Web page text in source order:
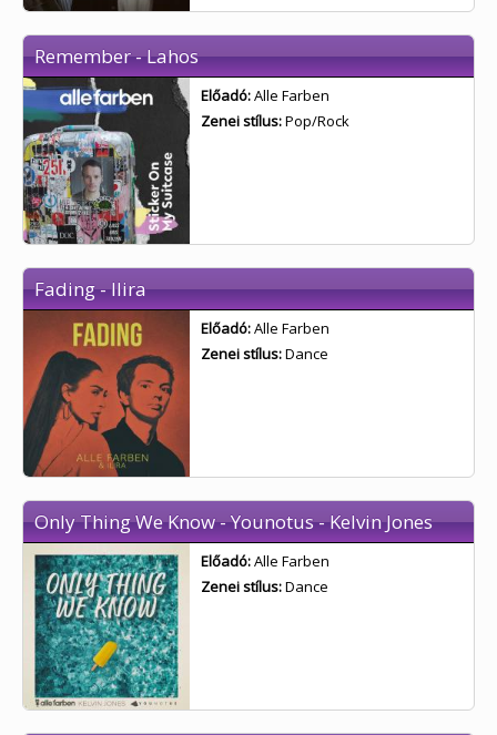
Remember - Lahos
Előadó:Alle Farben
Zenei stílus:Pop/Rock
Fading - Ilira
Előadó:Alle Farben
Zenei stílus:Dance
Only Thing We Know - Younotus - Kelvin Jones
Előadó:Alle Farben
Zenei stílus:Dance